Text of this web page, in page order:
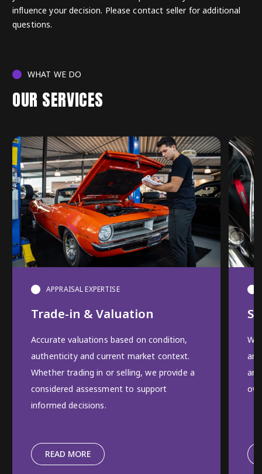
influence your decision. Please contact seller for additional
questions.
WHAT WE DO
OUR SERVICES
APPRAISAL EXPERTISE
Trade-in & Valuation
Accurate valuations based on condition,
authenticity and current market context.
Whether trading in or selling, we provide a
considered assessment to support
informed decisions.
READ MORE